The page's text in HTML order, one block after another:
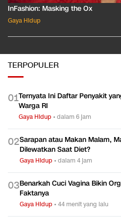
InFashion: Masking the Ox
Gaya Hidup
TERPOPULER
01Ternyata Ini Daftar Penyakit
Warga RI
Gaya Hidup •dalam 6 jam
02Sarapan atau Makan Malam,
Dilewatkan Saat Diet?
Gaya Hidup •dalam 4 jam
03Benarkah Cuci Vagina Bikin
Faktanya
Gaya Hidup •44 menit yang lalu